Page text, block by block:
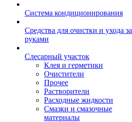
Система кондиционирования
Средства для очистки и ухода за
руками
Слесарный участок
Клея и герметики
Очистители
Прочее
Растворители
Расходные жидкости
Смазки и смазочные
материалы